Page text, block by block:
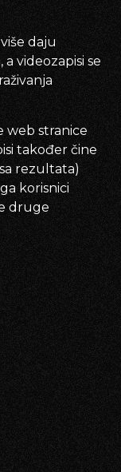
daju
videozapisi se
web stranice
također čine
rezultata)
korisnici
druge